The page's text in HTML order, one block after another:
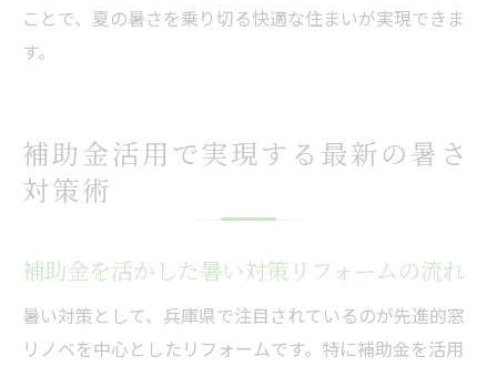
ことで、夏の暑さを乗り切る快適な住まいが実現できま
す。
補助金活用で実現する最新の暑さ
対策術
補助金を活かした暑い対策リフォームの流れ
暑い対策として、兵庫県で注目されているのが先進的窓
リノベを中心としたリフォームです。特に補助金を活用